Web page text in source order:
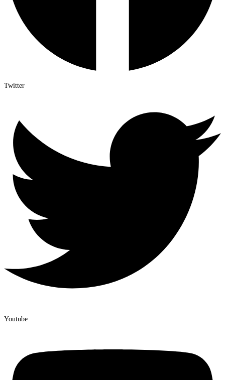
Twitter
Youtube